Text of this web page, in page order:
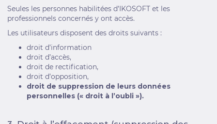
Seules les personnes habilitées d’IKOSOFT et les
professionnels concernés y ont accès.
Les utilisateurs disposent des droits suivants :
droit d’information
droit d’accès,
droit de rectification,
droit d’opposition,
droit de suppression de leurs données
personnelles (« droit à l’oubli »).